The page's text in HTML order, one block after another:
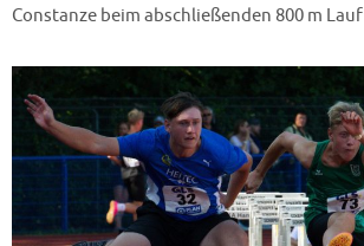
Constanze beim abschließenden 800 m Lauf